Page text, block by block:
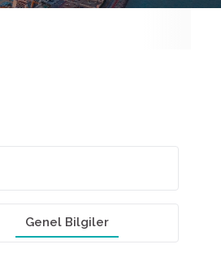
Genel Bilgiler